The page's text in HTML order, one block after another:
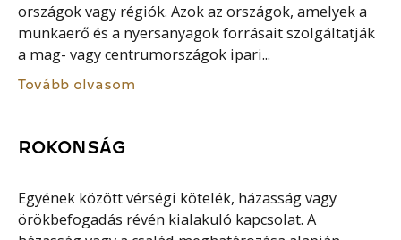
országok vagy régiók. Azok az országok, amelyek a
munkaerő és a nyersanyagok forrásait szolgáltatják
a mag- vagy centrumországok ipari...
Tovább olvasom
ROKONSÁG
Egyének között vérségi kötelék, házasság vagy
örökbefogadás révén kialakuló kapcsolat. A